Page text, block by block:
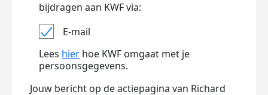
bijdragen aan KWF via:
E-mail
Lees hier hoe KWF omgaat met je
persoonsgegevens.
Jouw bericht op de actiepagina van Richard